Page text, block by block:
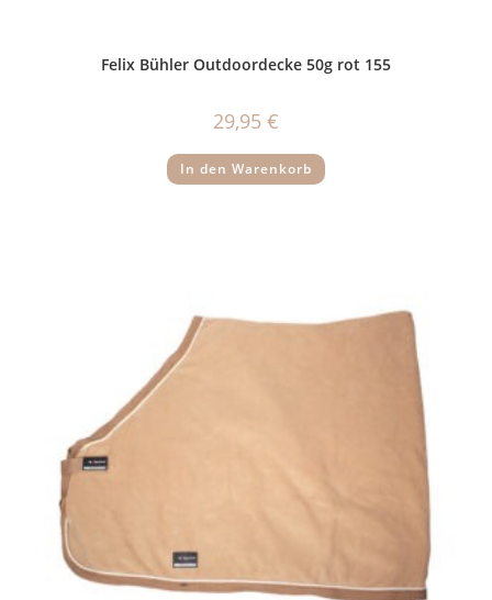
Felix Bühler Outdoordecke 50g rot 155
29,95 €
In den Warenkorb